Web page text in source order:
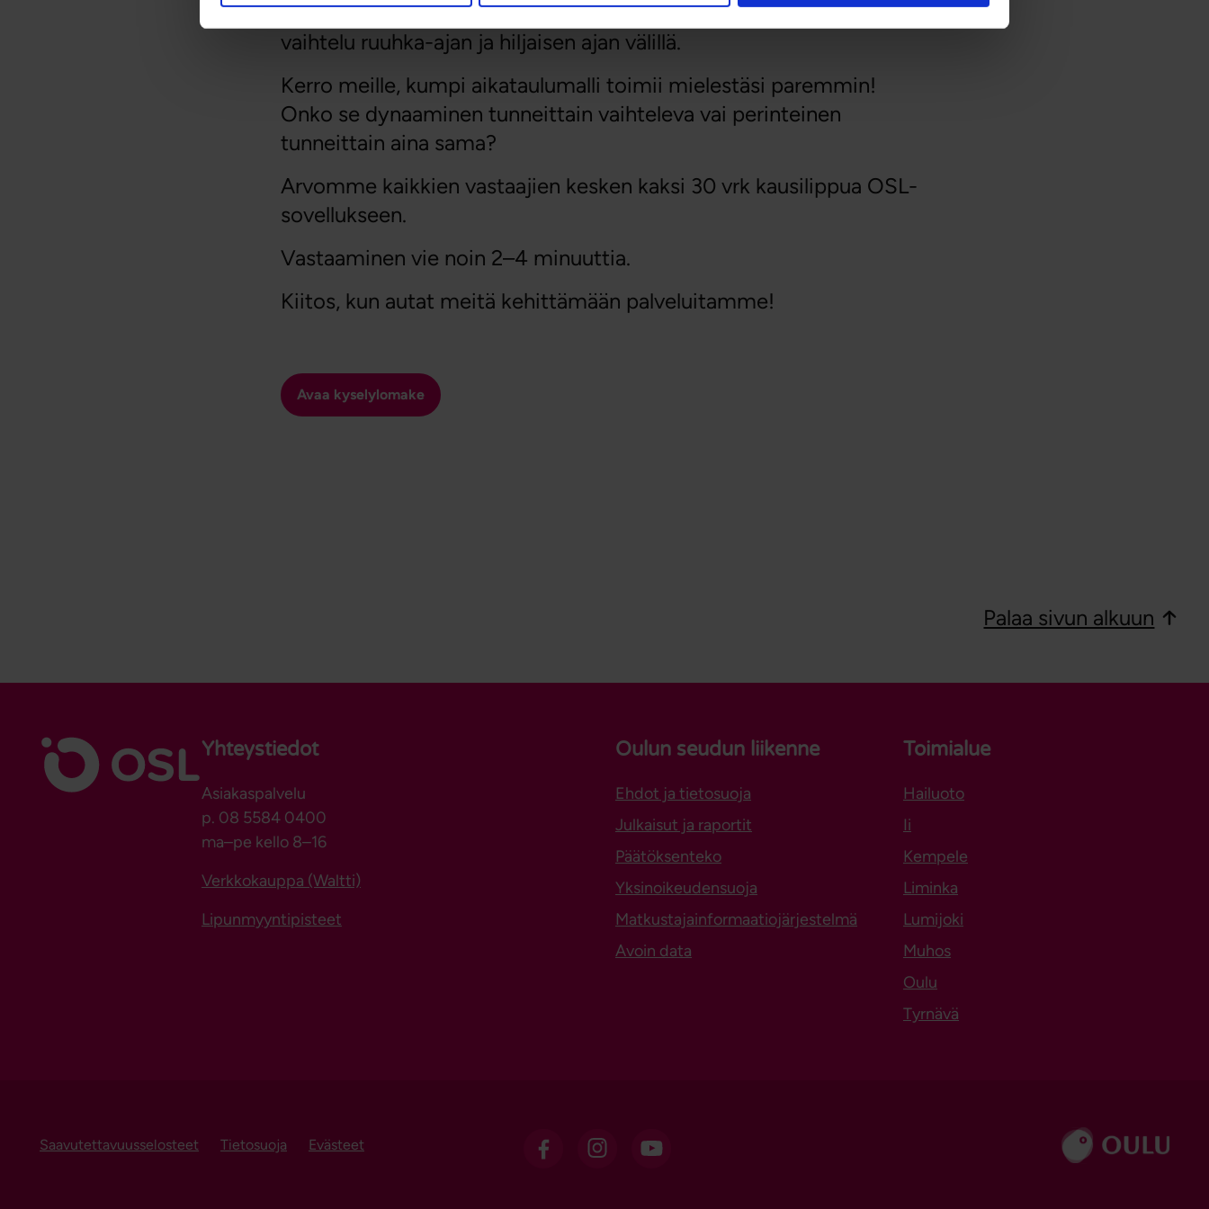
aloitus- ja päätepysäkin väliseen matkaan käyttämän ajoajan
vaihtelu ruuhka-ajan ja hiljaisen ajan välillä.
Kerro meille, kumpi aikataulumalli toimii mielestäsi paremmin!
Onko se dynaaminen tunneittain vaihteleva vai perinteinen
tunneittain aina sama?
Arvomme kaikkien vastaajien kesken kaksi 30 vrk kausilippua OSL-
sovellukseen.
Vastaaminen vie noin 2–4 minuuttia.
Kiitos, kun autat meitä kehittämään palveluitamme!
Avaa kyselylomake
Palaa sivun alkuun
Yhteystiedot
Asiakaspalvelu
p. 08 5584 0400
ma–pe kello 8–16
Verkkokauppa (Waltti)
Lipunmyyntipisteet
Oulun seudun liikenne
Ehdot ja tietosuoja
Julkaisut ja raportit
Päätöksenteko
Yksinoikeudensuoja
Matkustajainformaatiojärjestelmä
Avoin data
Toimialue
Hailuoto
Ii
Kempele
Liminka
Lumijoki
Muhos
Oulu
Tyrnävä
Saavutettavuusselosteet Tietosuoja Evästeet OSL FacebookissaOSL Instagramissa Siirry sivustolle ouka.fi